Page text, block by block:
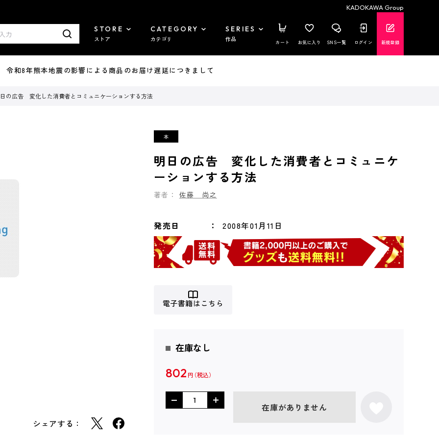
KADOKAWA Group
STORE
ストア
CATEGORY
カテゴリ
SERIES
作品 カート お気に入り SNS一覧 ログイン 新規登録
和8年熊本地震の影響による商品のお届け遅延につきまして
の広告 変化した消費者とコミュニケーションする方法
シェアする：
明日の広告 変化した消費者とコミュニケ
ーションする方法
著者： 佐藤 尚之
発売日 2008年01月11日
電子書籍はこちら
在庫なし
802 円
在庫がありません